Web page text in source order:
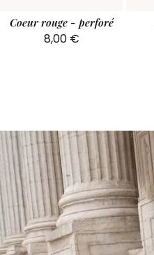
Coeur rouge - perforé
8,00 €